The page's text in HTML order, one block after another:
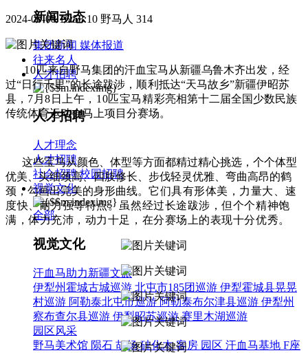
新闻动态
集团新闻 媒体报道
往来名人
人才招聘
人才招聘
人才理念
人才招聘
社会招聘 校园招聘
视觉文化
全部
视觉文化
汗血马助力新疆文旅
伊犁州霍城古城巡游 北屯市185团巡游 伊犁霍城县晃晃
村巡游 阿勒泰北屯市巡游 阿勒泰布尔津县巡游 伊犁州
察布查尔县巡游 伊犁昭苏巡游 赛里木湖巡游
园区风采
野马美术馆 陨石 胡杨 硅化木 客房 园区 汗血马基地 F座
2024-07-08 16:58:10 野马人 314
10匹来自野马集团的汗血宝马从新疆乌鲁木齐出发，经
过“日行千里”的长途跋涉， 顺利抵达“天马故乡”新疆伊昭苏
县， 7月8日上午，10匹宝马精彩亮相第十二届全国少数民族
传统体育运动会马上项目分赛场。
这些宝马从颜色、体型等方面都精过精心挑选，个个体型
优美、头细颈高、四肢修长、步伐轻灵优雅、弯曲高昂的鹤
颈，勾画出完美的身形曲线。 它们具有形体美，力量大、速
度快、耐力强等特点。虽然经过长途跋涉，但个个精神饱
满，体力充沛，动力十足，在分赛场上的表现十分优秀。